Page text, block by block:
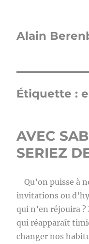
Alain
Étiquette :
AVEC
SERIEZ
Qu’on puisse à
invitations ou
qui n’en réjouira ?
qui réapparaît
changer nos